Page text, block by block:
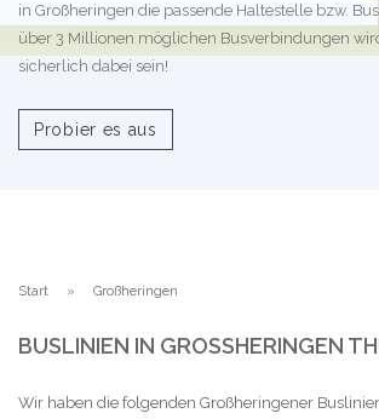
in Großheringen die passende Haltestelle bzw.
über 3 Millionen möglichen Busverbindungen
sicherlich dabei sein!
Probier es aus
Start Großheringen
BUSLINIEN IN GROSSHERINGEN
Wir haben die folgenden Großheringener